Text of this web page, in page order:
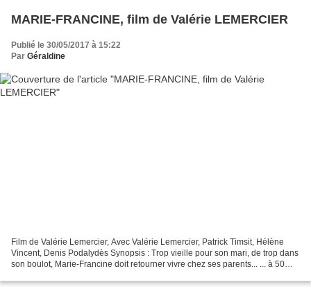
MARIE-FRANCINE, film de Valérie LEMERCIER
Publié le 30/05/2017 à 15:22
Par Géraldine
Film de Valérie Lemercier, Avec Valérie Lemercier, Patrick Timsit, Hélène
Vincent, Denis Podalydès Synopsis : Trop vieille pour son mari, de trop dans
son boulot, Marie-Francine doit retourner vivre chez ses parents... ... à 50